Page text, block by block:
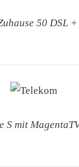
50 DSL +
S mit